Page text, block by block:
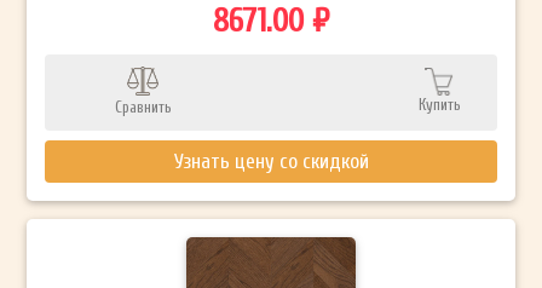
8671.00 ₽
Сравнить Купить
Узнать цену со скидкой